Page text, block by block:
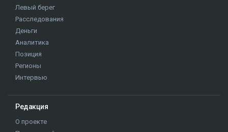
Левый берег
Расследования
Деньги
Аналитика
Позиция
Регионы
Интервью
Редакция
О проекте